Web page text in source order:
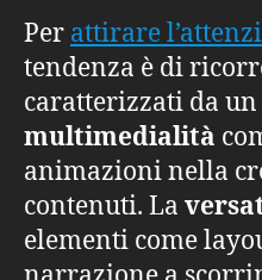
Per attirare
tendenza è di
caratterizzati da un
multimedialità
animazioni nella
contenuti. La
elementi come